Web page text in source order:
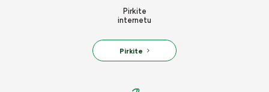
Pirkite
internetu
Pirkite